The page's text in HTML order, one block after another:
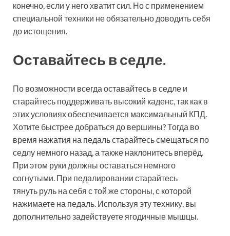
конечно, если у него хватит сил. Но с применением
специальной техники не обязательно доводить себя
до истощения.
Оставайтесь в седле.
По возможности всегда оставайтесь в седле и
старайтесь поддерживать высокий каденс, так как в
этих условиях обеспечивается максимальный КПД.
Хотите быстрее добраться до вершины? Тогда во
время нажатия на педаль старайтесь смещаться по
седлу немного назад, а также наклонитесь вперёд.
При этом руки должны оставаться немного
согнутыми. При педалировании старайтесь
тянуть руль на себя с той же стороны, с которой
нажимаете на педаль. Используя эту технику, вы
дополнительно задействуете ягодичные мышцы.